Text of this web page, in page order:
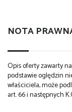
NOTA
Opis oferty zawarty
podstawie oględzin
właściciela, może
art. 66 i następnych